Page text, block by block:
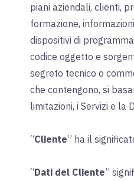
piani aziendali, clienti,
formazione,
dispositivi di
codice oggetto e
segreto tecnico o
che contengono, si
limitazioni, i Servizi e la
“Cliente” ha il
“Dati del Cliente”